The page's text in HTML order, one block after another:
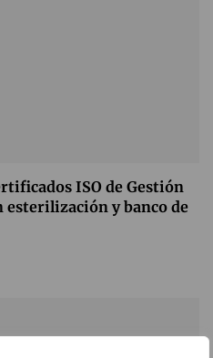
ISO de Gestión
esterilización y banco de